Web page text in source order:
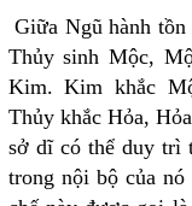
Giữa Ngũ hành
Thủy sinh Mộc,
Kim. Kim khắc
Thủy khắc Hỏa,
sở dĩ có thể duy trì
trong nội bộ của